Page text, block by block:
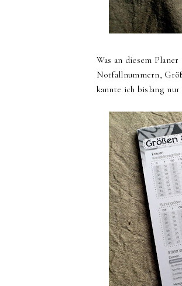
Was an diesem
Notfallnummern,
kannte ich bislang